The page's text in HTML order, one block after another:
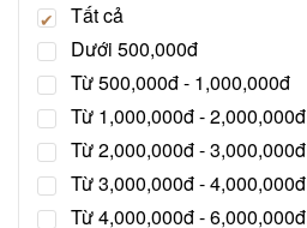
Tất cả
Dưới 500,000đ
Từ 500,000đ - 1,000,000đ
Từ 1,000,000đ - 2,000,000đ
Từ 2,000,000đ - 3,000,000đ
Từ 3,000,000đ - 4,000,000đ
Từ 4,000,000đ - 6,000,000đ